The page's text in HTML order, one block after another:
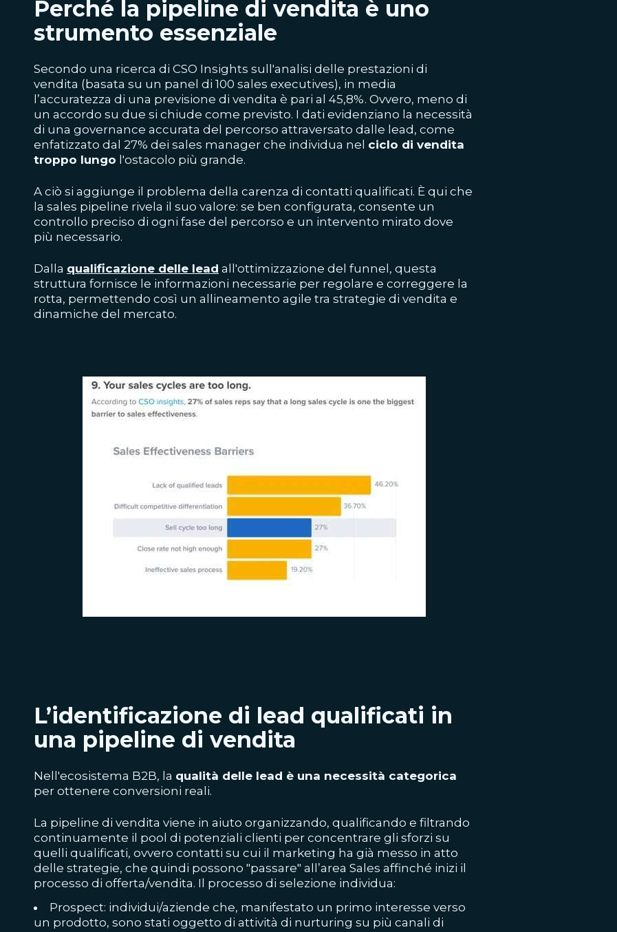
Perché la pipeline di vendita è uno
strumento essenziale
Secondo una ricerca di CSO Insights sull'analisi delle prestazioni di
vendita (basata su un panel di 100 sales executives), in media
l’accuratezza di una previsione di vendita è pari al 45,8%. Ovvero, meno di
un accordo su due si chiude come previsto. I dati evidenziano la necessità
di una governance accurata del percorso attraversato dalle lead, come
enfatizzato dal 27% dei sales manager che individua nel ciclo di vendita
troppo lungo l'ostacolo più grande.
A ciò si aggiunge il problema della carenza di contatti qualificati. È qui che
la sales pipeline rivela il suo valore: se ben configurata, consente un
controllo preciso di ogni fase del percorso e un intervento mirato dove
più necessario.
Dalla qualificazione delle lead all'ottimizzazione del funnel, questa
struttura fornisce le informazioni necessarie per regolare e correggere la
rotta, permettendo così un allineamento agile tra strategie di vendita e
dinamiche del mercato.
L’identificazione di lead qualificati in
una pipeline di vendita
Nell'ecosistema B2B, la qualità delle lead è una necessità categorica
per ottenere conversioni reali.
La pipeline di vendita viene in aiuto organizzando, qualificando e filtrando
continuamente il pool di potenziali clienti per concentrare gli sforzi su
quelli qualificati, ovvero contatti su cui il marketing ha già messo in atto
delle strategie, che quindi possono "passare" all’area Sales affinché inizi il
processo di offerta/vendita. Il processo di selezione individua:
Prospect: individui/aziende che, manifestato un primo interesse verso
un prodotto, sono stati oggetto di attività di nurturing su più canali di